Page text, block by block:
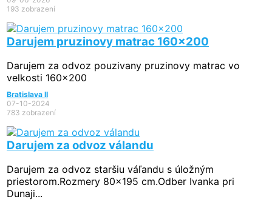
193 zobrazení
Darujem pruzinovy matrac 160x200
Darujem za odvoz pouzivany pruzinovy matrac vo
velkosti 160x200
Bratislava II
07-10-2024
783 zobrazení
Darujem za odvoz válandu
Darujem za odvoz staršiu váľandu s úložným
priestorom.Rozmery 80x195 cm.Odber Ivanka pri
Dunaji...